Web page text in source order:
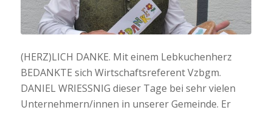
(HERZ)LICH DANKE. Mit einem Lebkuchenherz
BEDANKTE sich Wirtschaftsreferent Vzbgm.
DANIEL WRIESSNIG dieser Tage bei sehr vielen
Unternehmern/innen in unserer Gemeinde. Er